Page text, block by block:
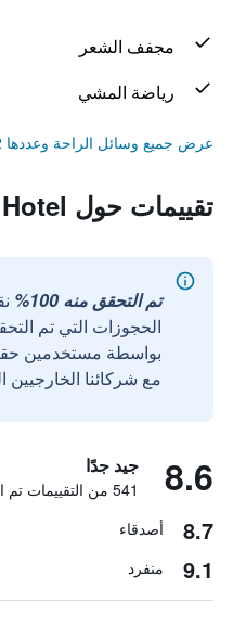
مجفف الشعر
رياضة المشي
عرض جميع وسائل الراحة وعددها 2
تقييمات حول Little Cat Ba Hotel
تم التحقق منه 100%
الحجوزات التي تم
مع شركائنا الخارجيين
8.6 جيد جدًا
541 من التقييمات تم التحقق منها
8.7 أصدقاء
9.1 منفرد